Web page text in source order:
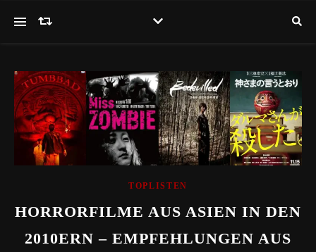
TOPLISTEN
HORRORFILME AUS ASIEN IN DEN
2010ERN – EMPFEHLUNGEN AUS